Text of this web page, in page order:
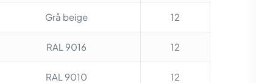
Grå beige 12
RAL 9016 12
RAL 9010 12